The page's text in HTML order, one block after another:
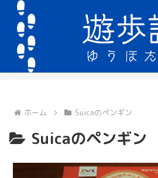
ホーム Suicaのペンギン
Suicaのペンギン